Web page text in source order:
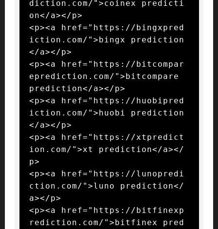
diction.com/">coinex predicti
on</a></p>
<p><a href="https://bingxpred
iction.com/">bingx prediction
</a></p>
<p><a href="https://bitcompar
eprediction.com/">bitcompare
prediction</a></p>
<p><a href="https://huobipred
iction.com/">huobi prediction
</a></p>
<p><a href="https://xtpredict
ion.com/">xt prediction</a></
p>
<p><a href="https://lunopredi
ction.com/">luno prediction</
a></p>
<p><a href="https://bitfinexp
rediction.com/">bitfinex pred